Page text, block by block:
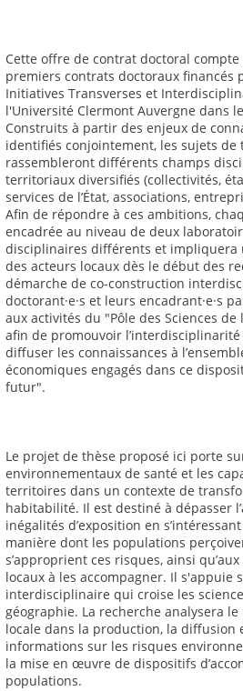
Cette offre de contrat doctoral
premiers contrats doctoraux financés
Initiatives Transverses et
l'Université Clermont Auvergne dans
Construits à partir des enjeux de
identifiés conjointement, les sujets de
rassembleront différents champs
territoriaux diversifiés (collectivités,
services de l’État, associations,
Afin de répondre à ces ambitions,
encadrée au niveau de deux
disciplinaires différents et impliquera
des acteurs locaux dès le début des
démarche de co-construction
doctorant·e·s et leurs encadrant·e·s
aux activités du "Pôle des Sciences
afin de promouvoir
diffuser les connaissances à
économiques engagés dans ce
futur".
Le projet de thèse proposé ici porte
environnementaux de santé et les
territoires dans un contexte de
habitabilité. Il est destiné à dépasser
inégalités d’exposition en
manière dont les populations
s’approprient ces risques, ainsi
locaux à les accompagner. Il s'appuie
interdisciplinaire qui croise les
géographie. La recherche analysera
locale dans la production, la diffusion
informations sur les risques
la mise en œuvre de dispositifs
populations.